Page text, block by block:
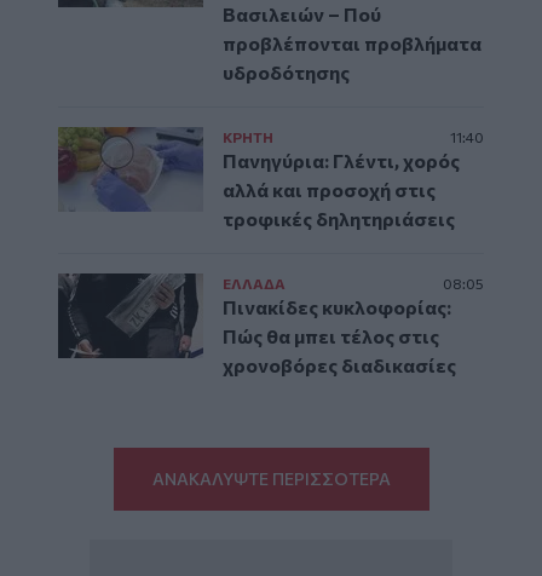
Βασιλειών – Πού
προβλέπονται προβλήματα
υδροδότησης
ΚΡΗΤΗ 11:40
Πανηγύρια: Γλέντι, χορός
αλλά και προσοχή στις
τροφικές δηλητηριάσεις
ΕΛΛAΔΑ 08:05
Πινακίδες κυκλοφορίας:
Πώς θα μπει τέλος στις
χρονοβόρες διαδικασίες
ΑΝΑΚΑΛΥΨΤΕ ΠΕΡΙΣΣΟΤΕΡΑ